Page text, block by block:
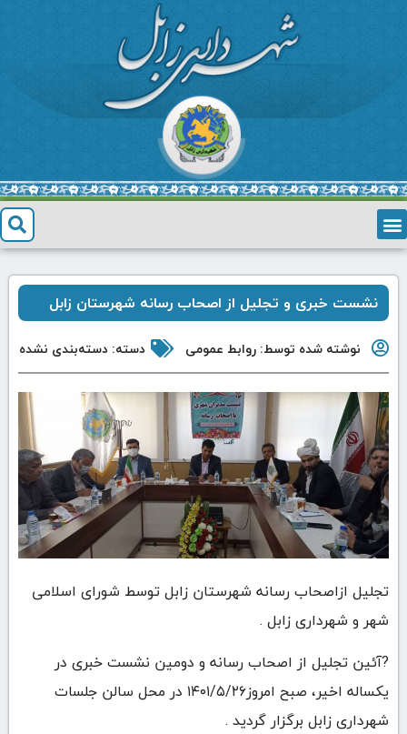
نشست خبری و تجلیل از اصحاب رسانه شهرستان زابل
نوشته شده توسط: روابط عمومی دسته: دسته‌بندی نشده
تجلیل ازاصحاب رسانه شهرستان زابل توسط شورای اسلامی
شهر و شهرداری زابل .
?آئین تجلیل از اصحاب رسانه و دومین نشست خبری در
یکساله اخیر، صبح امروز۱۴۰۱/۵/۲۶ در محل سالن جلسات
شهرداری زابل برگزار گردید .